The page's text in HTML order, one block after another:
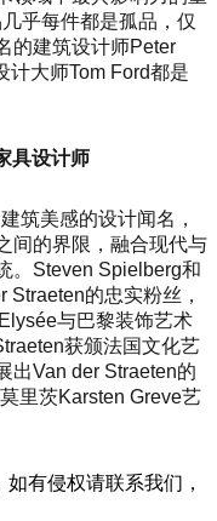
乎每件都是孤品，仅
的建筑设计师Peter
计大师Tom Ford都是
具设计师
筑美感的设计闻名，
间的界限，融合现代与
。Steven Spielberg和
Straeten的忠实粉丝，
与巴黎装饰艺术
获颁法国文化艺
出Van der Straeten的
里茨Karsten Greve艺
有侵权请联系我们，